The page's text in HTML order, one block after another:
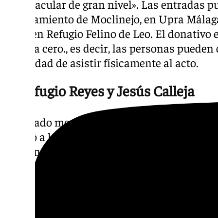
espectacular de gran nivel». Las entradas
Ayuntamiento de Moclinejo, en Upra
reír y en Refugio Felino de Leo. El
hay fila cero., es decir, las personas
necesidad de asistir físicamente al acto.
El Refugio Reyes y Jesús Calleja
El pasado mes de septiembre, el programa
acudió a los municipios de Comares y
de arena a este proyecto y efectuar una
profesional. Fundado en 2020, el refugio